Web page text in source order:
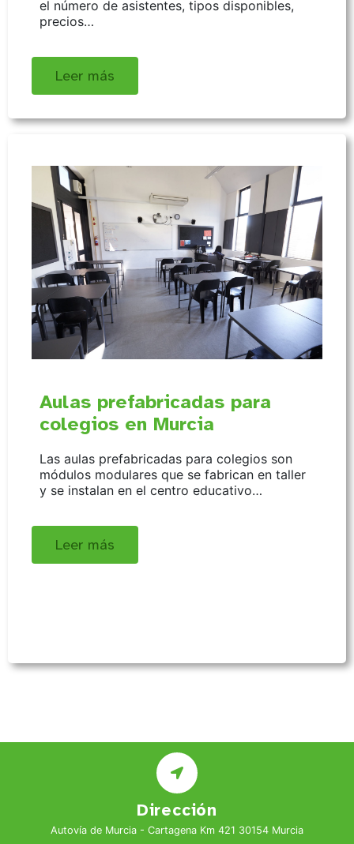
el número de asistentes, tipos disponibles,
precios…
Leer más
Aulas prefabricadas para
colegios en Murcia
Las aulas prefabricadas para colegios son
módulos modulares que se fabrican en taller
y se instalan en el centro educativo…
Leer más
Dirección
Autovía de Murcia - Cartagena Km 421 30154 Murcia